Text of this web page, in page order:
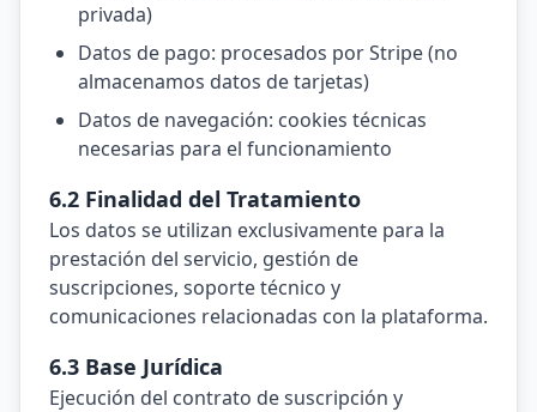
privada)
Datos de pago: procesados por Stripe (no
almacenamos datos de tarjetas)
Datos de navegación: cookies técnicas
necesarias para el funcionamiento
6.2 Finalidad del Tratamiento
Los datos se utilizan exclusivamente para la
prestación del servicio, gestión de
suscripciones, soporte técnico y
comunicaciones relacionadas con la plataforma.
6.3 Base Jurídica
Ejecución del contrato de suscripción y